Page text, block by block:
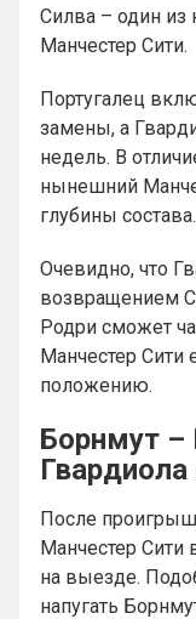
Силва – один из
Манчестер Сити.
Португалец
замены, а
недель. В
нынешний
глубины состава.
Очевидно, что
возвращением
Родри сможет
Манчестер Сити
положению.
Борнмут –
После
Манчестер Сити
на выезде.
напугать